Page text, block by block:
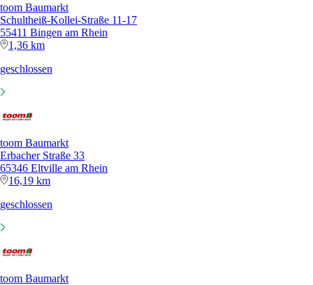
toom Baumarkt
Schultheiß-Kollei-Straße 11-17
55411 Bingen am Rhein
1,36 km
geschlossen
toom Baumarkt
Erbacher Straße 33
65346 Eltville am Rhein
16,19 km
geschlossen
toom Baumarkt